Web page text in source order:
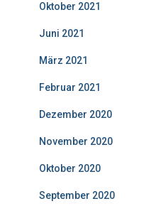
Oktober 2021
Juni 2021
März 2021
Februar 2021
Dezember 2020
November 2020
Oktober 2020
September 2020